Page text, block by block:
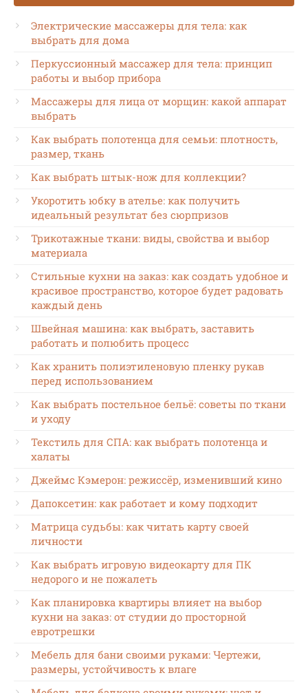
Электрические массажеры для тела: как
выбрать для дома
Перкуссионный массажер для тела: принцип
работы и выбор прибора
Массажеры для лица от морщин: какой аппарат
выбрать
Как выбрать полотенца для семьи: плотность,
размер, ткань
Как выбрать штык-нож для коллекции?
Укоротить юбку в ателье: как получить
идеальный результат без сюрпризов
Трикотажные ткани: виды, свойства и выбор
материала
Стильные кухни на заказ: как создать удобное и
красивое пространство, которое будет радовать
каждый день
Швейная машина: как выбрать, заставить
работать и полюбить процесс
Как хранить полиэтиленовую пленку рукав
перед использованием
Как выбрать постельное бельё: советы по ткани
и уходу
Текстиль для СПА: как выбрать полотенца и
халаты
Джеймс Кэмерон: режиссёр, изменивший кино
Дапоксетин: как работает и кому подходит
Матрица судьбы: как читать карту своей
личности
Как выбрать игровую видеокарту для ПК
недорого и не пожалеть
Как планировка квартиры влияет на выбор
кухни на заказ: от студии до просторной
евротрешки
Мебель для бани своими руками: Чертежи,
размеры, устойчивость к влаге